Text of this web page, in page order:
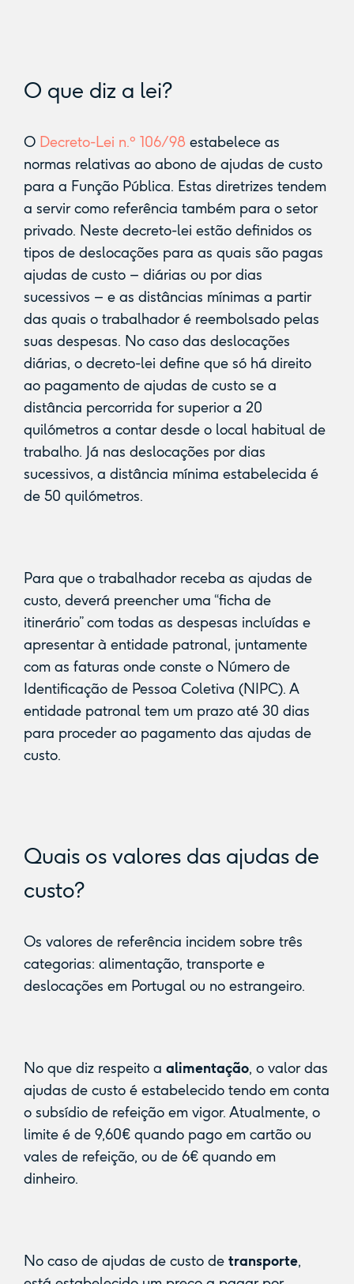
O que diz a lei?
O Decreto-Lei n.º 106/98 estabelece as
normas relativas ao abono de ajudas de custo
para a Função Pública. Estas diretrizes tendem
a servir como referência também para o setor
privado. Neste decreto-lei estão definidos os
tipos de deslocações para as quais são pagas
ajudas de custo – diárias ou por dias
sucessivos – e as distâncias mínimas a partir
das quais o trabalhador é reembolsado pelas
suas despesas. No caso das deslocações
diárias, o decreto-lei define que só há direito
ao pagamento de ajudas de custo se a
distância percorrida for superior a 20
quilómetros a contar desde o local habitual de
trabalho. Já nas deslocações por dias
sucessivos, a distância mínima estabelecida é
de 50 quilómetros.
Para que o trabalhador receba as ajudas de
custo, deverá preencher uma “ficha de
itinerário” com todas as despesas incluídas e
apresentar à entidade patronal, juntamente
com as faturas onde conste o Número de
Identificação de Pessoa Coletiva (NIPC). A
entidade patronal tem um prazo até 30 dias
para proceder ao pagamento das ajudas de
custo.
Quais os valores das ajudas de
custo?
Os valores de referência incidem sobre três
categorias: alimentação, transporte e
deslocações em Portugal ou no estrangeiro.
No que diz respeito a alimentação, o valor das
ajudas de custo é estabelecido tendo em conta
o subsídio de refeição em vigor. Atualmente, o
limite é de 9,60€ quando pago em cartão ou
vales de refeição, ou de 6€ quando em
dinheiro.
No caso de ajudas de custo de transporte,